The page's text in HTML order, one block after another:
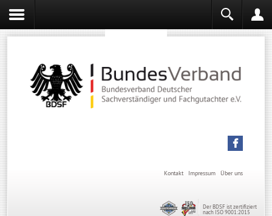
Über uns
Impressum
Kontakt
Der BDSF ist zertifiziert
nach ISO 9001:2015